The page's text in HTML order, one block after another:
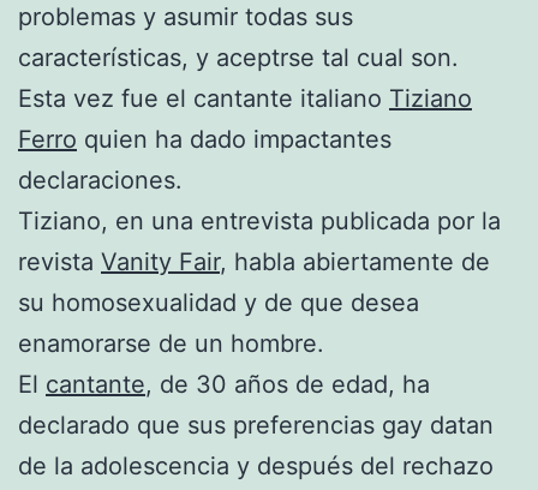
problemas y asumir todas sus
características, y aceptrse tal cual son.
Esta vez fue el cantante italiano Tiziano
Ferro quien ha dado impactantes
declaraciones.
Tiziano, en una entrevista publicada por la
revista Vanity Fair, habla abiertamente de
su homosexualidad y de que desea
enamorarse de un hombre.
El cantante, de 30 años de edad, ha
declarado que sus preferencias gay datan
de la adolescencia y después del rechazo